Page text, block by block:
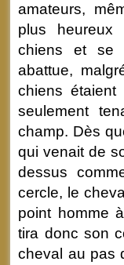
amateurs,
plus heureux
chiens et se
abattue,
chiens
seulement
champ. Dès
qui venait de
dessus
cercle, le
point homme
tira donc son
cheval au pas